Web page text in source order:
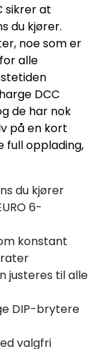
sikrer at
du kjører.
noe som er
alle
DCC
de har nok
på en kort
full opplading,
du kjører
6-
konstant
justeres til alle
DIP-brytere
valgfri